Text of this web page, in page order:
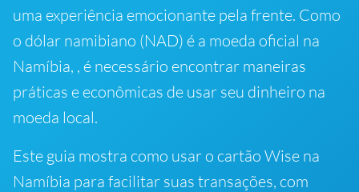
uma experiência emocionante pela frente. Como
o dólar namibiano (NAD) é a moeda oficial na
Namíbia, , é necessário encontrar maneiras
práticas e econômicas de usar seu dinheiro na
moeda local.
Este guia mostra como usar o cartão Wise na
Namíbia para facilitar suas transações, com